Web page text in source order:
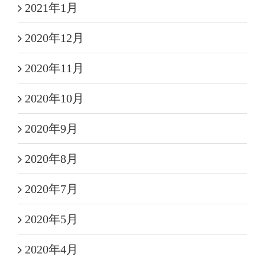
2021年1月
2020年12月
2020年11月
2020年10月
2020年9月
2020年8月
2020年7月
2020年5月
2020年4月